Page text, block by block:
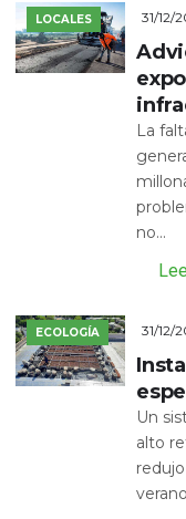
LOCALES 31/12/
La
no...
ECOLOGÍA 31/12/
Un
alto